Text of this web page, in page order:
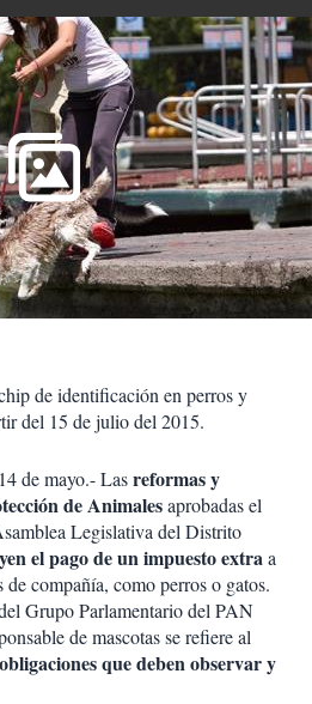
de identificación en perros y
del 15 de julio del 2015.
de mayo.- Lasreformas y
de Animalesaprobadas el
Legislativa del Distrito
el pago de un impuesto extraa
de compañía, como perros o gatos.
Grupo Parlamentario del PAN
de mascotas se refiere al
que deben observar y